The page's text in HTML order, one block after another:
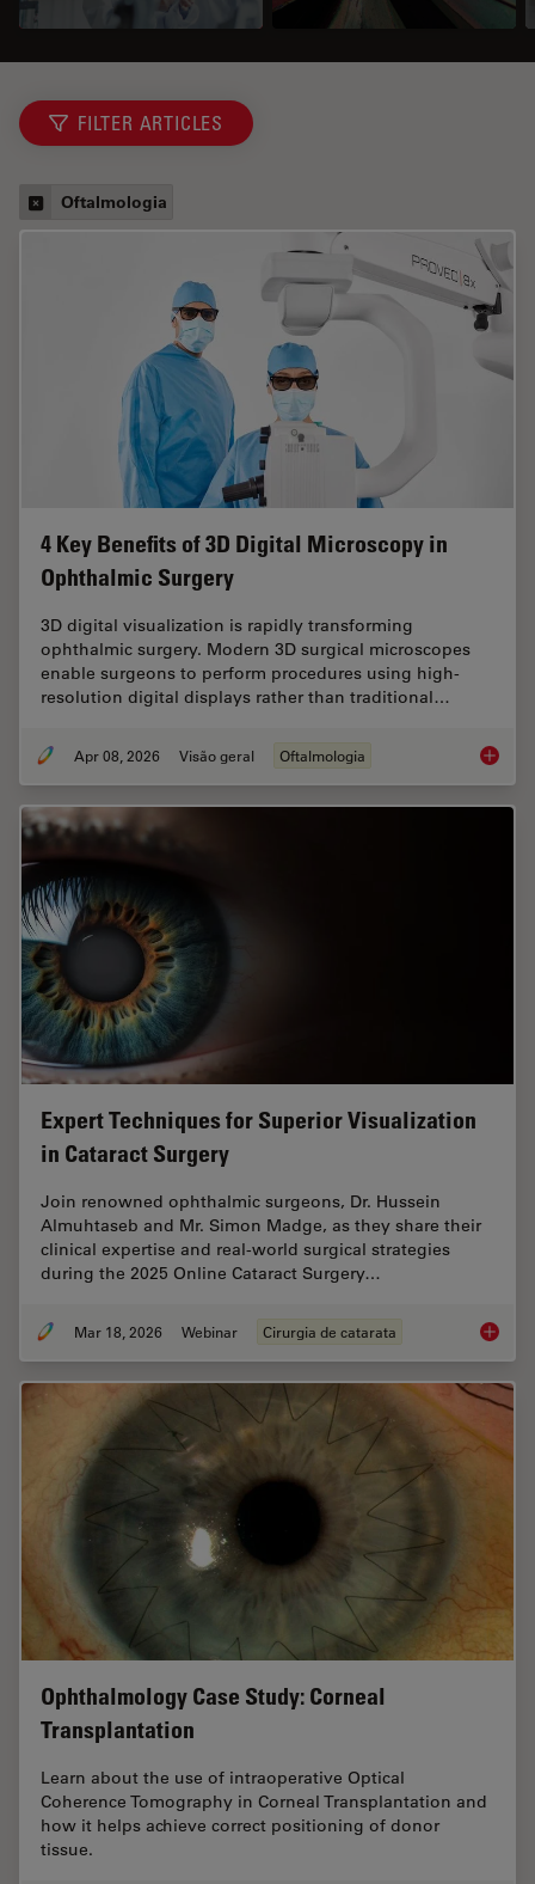
FILTER ARTICLES
Oftalmologia
4 Key Benefits of 3D Digital Microscopy in
Ophthalmic Surgery
3D digital visualization is rapidly transforming
ophthalmic surgery. Modern 3D surgical microscopes
enable surgeons to perform procedures using high-
resolution digital displays rather than traditional…
Apr 08, 2026 Visão geral Oftalmologia 4 Key
Expert Techniques for Superior Visualization
in Cataract Surgery
Join renowned ophthalmic surgeons, Dr. Hussein
Almuhtaseb and Mr. Simon Madge, as they share their
clinical expertise and real-world surgical strategies
during the 2025 Online Cataract Surgery…
Mar 18, 2026 Webinar Cirurgia de catarata Expert
Ophthalmology Case Study: Corneal
Transplantation
Learn about the use of intraoperative Optical
Coherence Tomography in Corneal Transplantation and
how it helps achieve correct positioning of donor
tissue.